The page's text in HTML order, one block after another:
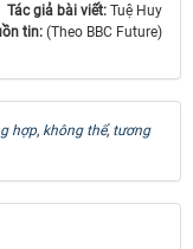
Tác giả bài viết: Tuệ Huy
tin: (Theo BBC Future)
hợp, không thể, tương